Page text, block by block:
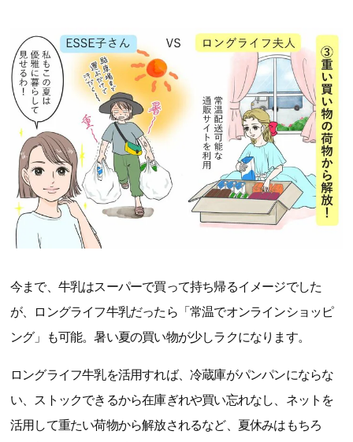
今まで、牛乳はスーパーで買って持ち帰るイメージでした
が、ロングライフ牛乳だったら「常温でオンラインショッピ
ング」も可能。暑い夏の買い物が少しラクになります。
ロングライフ牛乳を活用すれば、冷蔵庫がパンパンにならな
い、ストックできるから在庫ぎれや買い忘れなし、ネットを
活用して重たい荷物から解放されるなど、夏休みはもちろ